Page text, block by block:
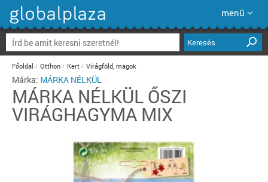
menü
Keresés
Főoldal Otthon Kert Virágföld, magok
Márka: MÁRKA NÉLKÜL
MÁRKA NÉLKÜL ŐSZI
VIRÁGHAGYMA MIX